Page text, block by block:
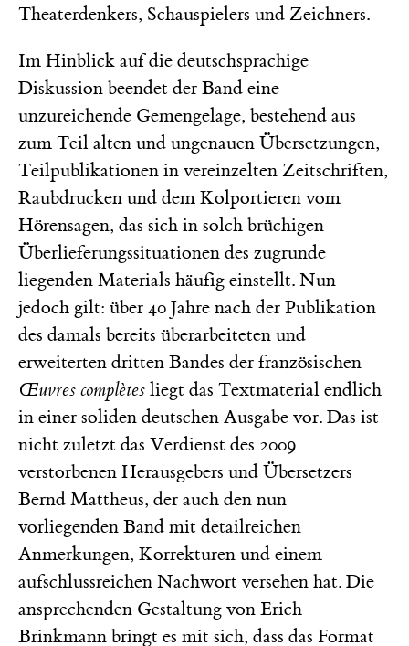
Theaterdenkers, Schauspielers und Zeichners.
Im Hinblick auf die deutschsprachige
Diskussion beendet der Band eine
unzureichende Gemengelage, bestehend aus
zum Teil alten und ungenauen Übersetzungen,
Teilpublikationen in vereinzelten Zeitschriften,
Raubdrucken und dem Kolportieren vom
Hörensagen, das sich in solch brüchigen
Überlieferungssituationen des zugrunde
liegenden Materials häufig einstellt. Nun
jedoch gilt: über 40 Jahre nach der Publikation
des damals bereits überarbeiteten und
erweiterten dritten Bandes der französischen
Œuvres complètes liegt das Textmaterial endlich
in einer soliden deutschen Ausgabe vor. Das ist
nicht zuletzt das Verdienst des 2009
verstorbenen Herausgebers und Übersetzers
Bernd Mattheus, der auch den nun
vorliegenden Band mit detailreichen
Anmerkungen, Korrekturen und einem
aufschlussreichen Nachwort versehen hat. Die
ansprechenden Gestaltung von Erich
Brinkmann bringt es mit sich, dass das Format